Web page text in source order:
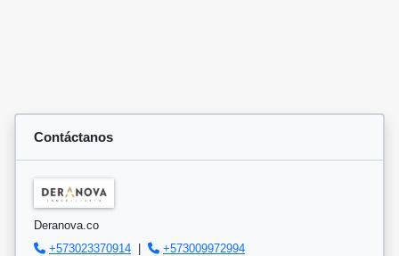
Contáctanos
Deranova.co
+573023370914 |
+573009972994